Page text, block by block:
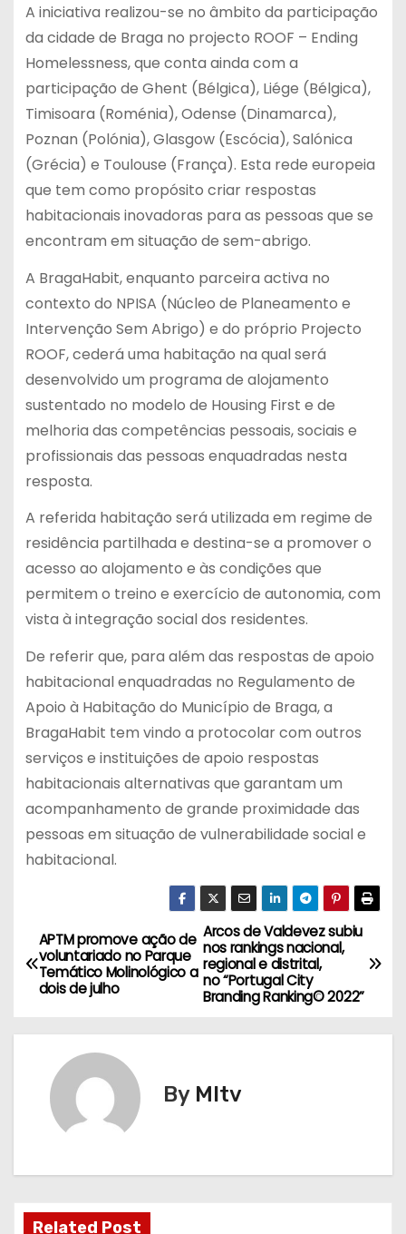
A iniciativa realizou-se no âmbito da participação
da cidade de Braga no projecto ROOF – Ending
Homelessness, que conta ainda com a
participação de Ghent (Bélgica), Liége (Bélgica),
Timisoara (Roménia), Odense (Dinamarca),
Poznan (Polónia), Glasgow (Escócia), Salónica
(Grécia) e Toulouse (França). Esta rede europeia
que tem como propósito criar respostas
habitacionais inovadoras para as pessoas que se
encontram em situação de sem-abrigo.
A BragaHabit, enquanto parceira activa no
contexto do NPISA (Núcleo de Planeamento e
Intervenção Sem Abrigo) e do próprio Projecto
ROOF, cederá uma habitação na qual será
desenvolvido um programa de alojamento
sustentado no modelo de Housing First e de
melhoria das competências pessoais, sociais e
profissionais das pessoas enquadradas nesta
resposta.
A referida habitação será utilizada em regime de
residência partilhada e destina-se a promover o
acesso ao alojamento e às condições que
permitem o treino e exercício de autonomia, com
vista à integração social dos residentes.
De referir que, para além das respostas de apoio
habitacional enquadradas no Regulamento de
Apoio à Habitação do Município de Braga, a
BragaHabit tem vindo a protocolar com outros
serviços e instituições de apoio respostas
habitacionais alternativas que garantam um
acompanhamento de grande proximidade das
pessoas em situação de vulnerabilidade social e
habitacional.
N
a
ç
ã
Arcos de Valdevez subiu
nos rankings nacional,
regional e distrital,
no “Portugal City
Branding Ranking© 2022”
APTM promove ação de
voluntariado no Parque
Temático Molinológico a
dois de julho
By MItv
Related Post